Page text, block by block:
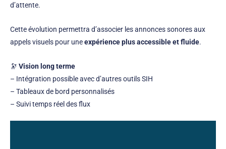
d’attente.
Cette évolution permettra d’associer les annonces sonores aux
appels visuels pour uneexpérience plus accessible et fluide.
🔭 Vision long terme
– Intégration possible avec d’autres outils SIH
– Tableaux de bord personnalisés
– Suivi temps réel des flux